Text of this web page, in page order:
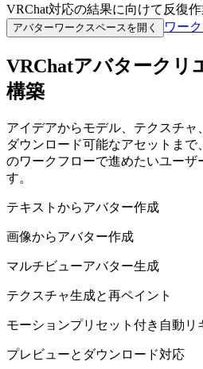
VRChat対応の結果に向けて反復作
アバターワークスペースを開く ワー
VRChatアバタークリ
構築
アイデアからモデル、テクスチャ
ダウンロード可能なアセットまで
のワークフローで進めたいユーザ
す。
テキストからアバター作成
画像からアバター作成
マルチビューアバター生成
テクスチャ生成と再ペイント
モーションプリセット付き自動リ
プレビューとダウンロード対応